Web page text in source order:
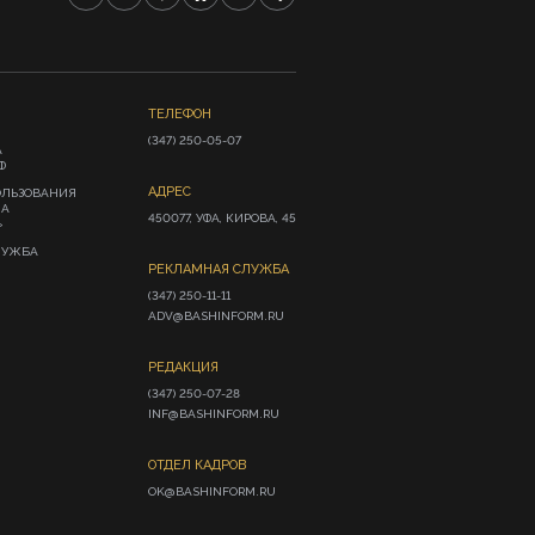
ТЕЛЕФОН
(347) 250-05-07
АДРЕС
450077, УФА, КИРОВА, 45
РЕКЛАМНАЯ СЛУЖБА
(347) 250-11-11
ADV@BASHINFORM.RU
РЕДАКЦИЯ
(347) 250-07-28
INF@BASHINFORM.RU
ОТДЕЛ КАДРОВ
OK@BASHINFORM.RU